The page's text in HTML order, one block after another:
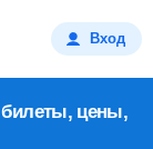
Вход
цены,